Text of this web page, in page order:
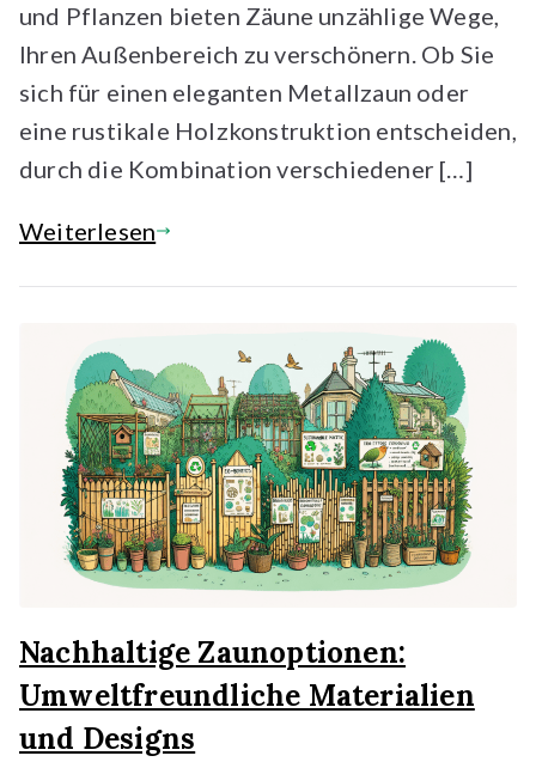
und Pflanzen bieten Zäune unzählige Wege,
Ihren Außenbereich zu verschönern. Ob Sie
sich für einen eleganten Metallzaun oder
eine rustikale Holzkonstruktion entscheiden,
durch die Kombination verschiedener […]
Weiterlesen
Nachhaltige Zaunoptionen:
Umweltfreundliche Materialien
und Designs